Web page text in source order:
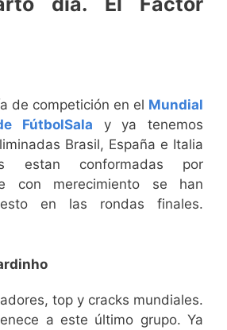
de competición en el Mundial
FútbolSala y ya tenemos
Brasil, España e Italia
estan conformadas por
con merecimiento se han
en las rondas finales.
top y cracks mundiales.
a este último grupo. Ya